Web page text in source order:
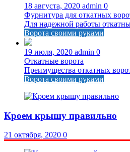
18 августа, 2020 admin 0
Фурнитура для откатных
Для надежной работы
Ворота своими руками
19 июля, 2020 admin 0
Откатные ворота
Преимущества откатных
Ворота своими руками
Кроем крышу правильно
21 октября, 2020 0